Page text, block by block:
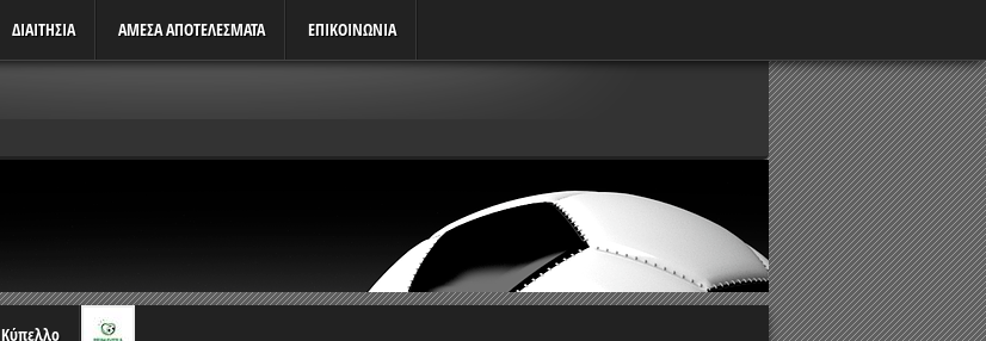
ΔΙΑΙΤΗΣΙΑ ΑΜΕΣΑ ΑΠΟΤΕΛΕΣΜΑΤΑ ΕΠΙΚΟΙΝΩΝΙΑ
Κύπελλο